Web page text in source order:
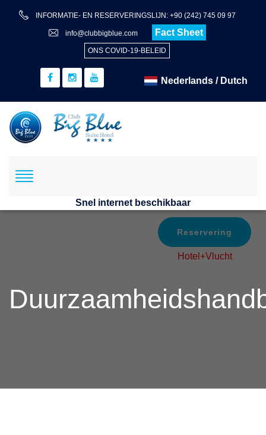
INFORMATIE- EN RESERVERINGSLIJN: +90 (242) 745 09 97
info@clubbigblue.com Fact Sheet
ONS COVID-19-BELEID
Snel internet beschikbaar
Reservering
Hotel+Vlucht